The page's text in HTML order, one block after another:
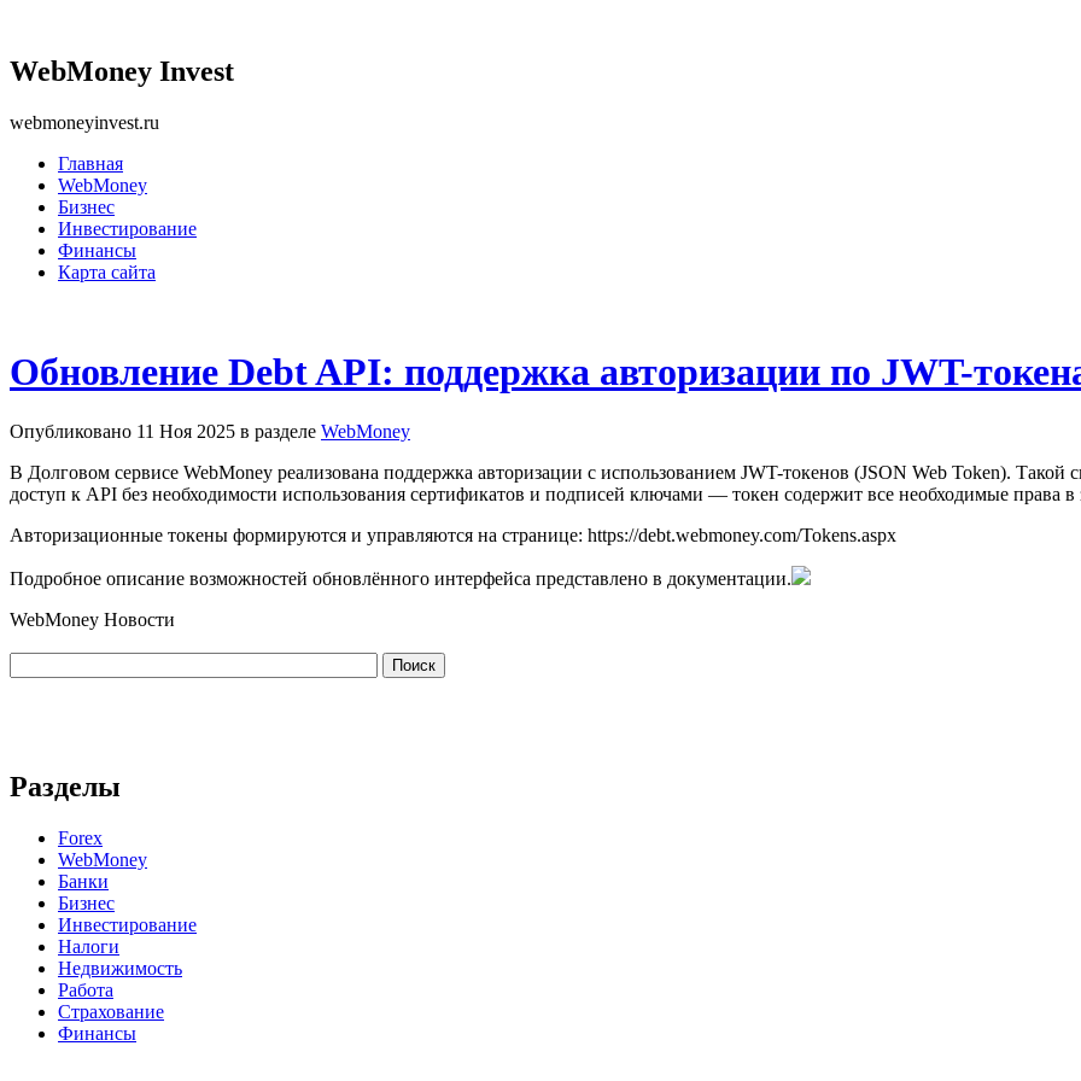
WebMoney Invest
webmoneyinvest.ru
Главная
WebMoney
Бизнес
Инвестирование
Финансы
Карта сайта
Обновление Debt API: поддержка авторизации по JWT-
Опубликовано 11 Ноя 2025 в разделе WebMoney
В Долговом сервисе WebMoney реализована поддержка авторизации с использованием JWT-токенов (JSON Web Token). Такой
доступ к API без необходимости использования сертификатов и подписей ключами — токен содержит все необходимые права
Авторизационные токены формируются и управляются на странице: https://debt.webmoney.com/Tokens.aspx
Подробное описание возможностей обновлённого интерфейса представлено в документации.
WebMoney Новости
Разделы
Forex
WebMoney
Банки
Бизнес
Инвестирование
Налоги
Недвижимость
Работа
Страхование
Финансы